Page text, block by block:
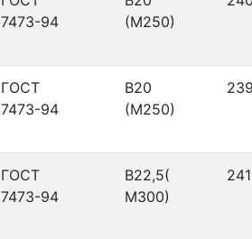
7473-94
(М250)
ГОСТ
7473-94
В20
(М250)
ГОСТ
7473-94
В22,5(
М300)